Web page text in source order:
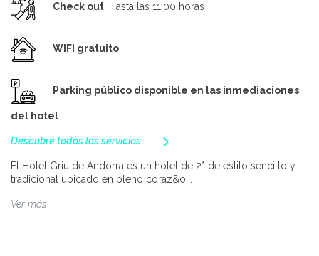
Check out: Hasta las 11:00 horas
WIFI gratuito
Parking público disponible en las inmediaciones
del hotel
Descubre todos los servicios
El Hotel Griu de Andorra es un hotel de 2* de estilo sencillo y
tradicional ubicado en pleno coraz&o...
Ver más